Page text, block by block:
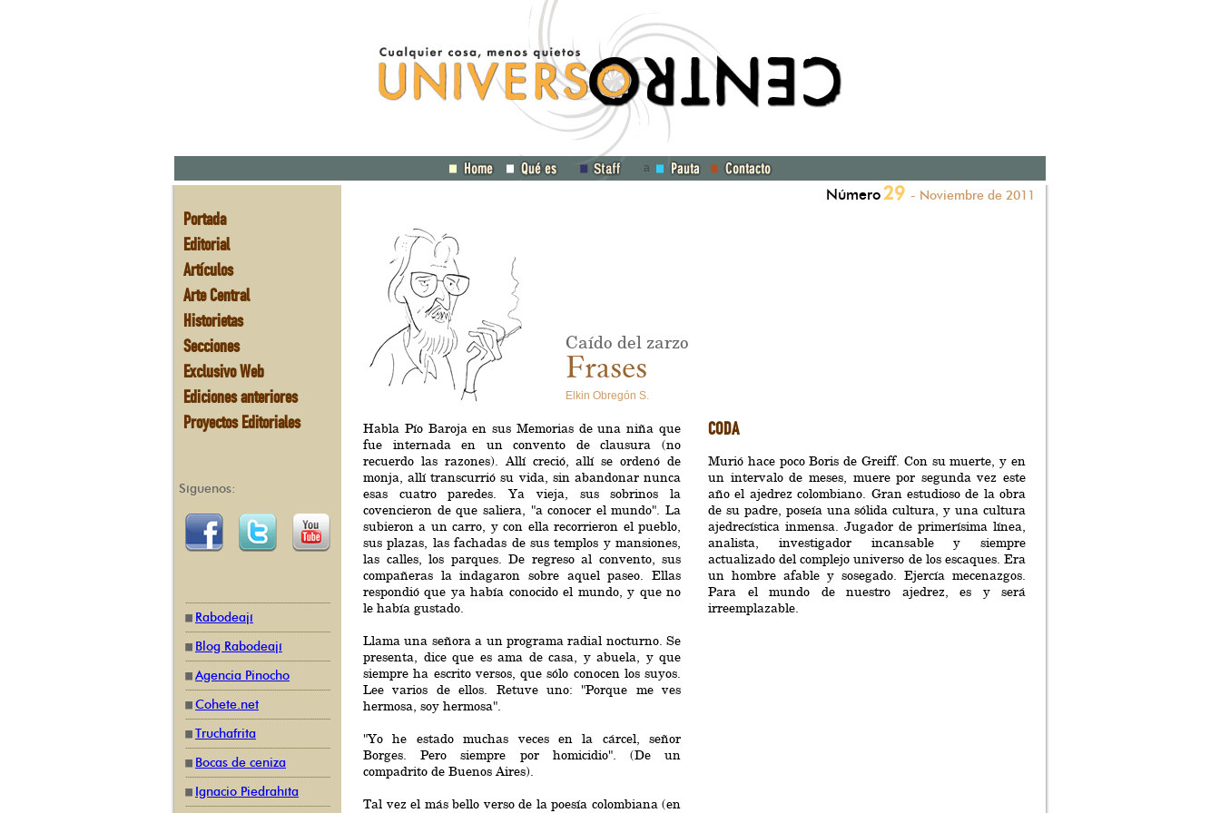
a
Portada
Editorial
Artículos
Arte Central
Historietas
Secciones
Exclusivo Web
Ediciones anteriores
Proyectos Editoriales
Síguenos:
Rabodeají
Blog Rabodeají
Agencia Pinocho
Cohete.net
Truchafrita
Bocas de ceniza
Ignacio Piedrahíta
Número29 - Noviembre de 2011
Caído del zarzo
Frases
Elkin Obregón S.
Habla Pío Baroja en sus Memorias de una niña que
fue internada en un convento de clausura (no
recuerdo las razones). Allí creció, allí se ordenó de
monja, allí transcurrió su vida, sin abandonar nunca
esas cuatro paredes. Ya vieja, sus sobrinos la
covencieron de que saliera, "a conocer el mundo". La
subieron a un carro, y con ella recorrieron el pueblo,
sus plazas, las fachadas de sus templos y mansiones,
las calles, los parques. De regreso al convento, sus
compañeras la indagaron sobre aquel paseo. Ellas
respondió que ya había conocido el mundo, y que no
le había gustado.
Llama una señora a un programa radial nocturno. Se
presenta, dice que es ama de casa, y abuela, y que
siempre ha escrito versos, que sólo conocen los suyos.
Lee varios de ellos. Retuve uno: "Porque me ves
hermosa, soy hermosa".
"Yo he estado muchas veces en la cárcel, señor
Borges. Pero siempre por homicidio". (De un
compadrito de Buenos Aires).
Tal vez el más bello verso de la poesía colombiana (en
CODA
Murió hace poco Boris de Greiff. Con su muerte, y en
un intervalo de meses, muere por segunda vez este
año el ajedrez colombiano. Gran estudioso de la obra
de su padre, poseía una sólida cultura, y una cultura
ajedrecística inmensa. Jugador de primerísima línea,
analista, investigador incansable y siempre
actualizado del complejo universo de los escaques. Era
un hombre afable y sosegado. Ejercía mecenazgos.
Para el mundo de nuestro ajedrez, es y será
irreemplazable.